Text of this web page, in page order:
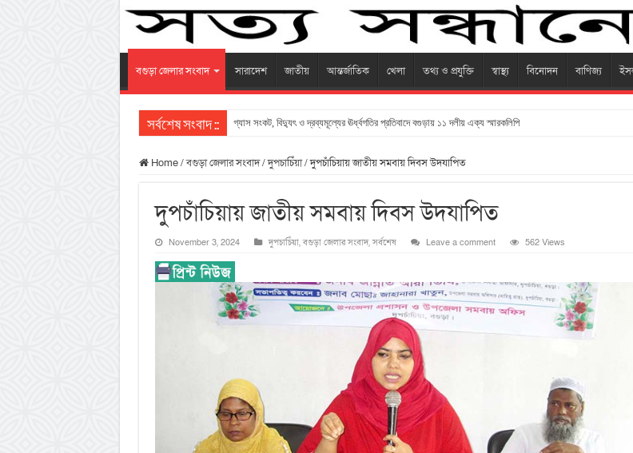
বগুড়া জেলার সংবাদ সারাদেশ জাতীয় আন্তর্জাতিক খেলা তথ্য ও প্রযুক্তি স্বাস্থ্য বিনোদন বাণিজ্য
সর্বশেষ সংবাদ :: গ্যাস সংকট, বিদ্যুৎ ও দ্রব্যমূল্যের ঊর্ধ্বগতির প্রতিবাদে বগুড়ায় ১১ দলীয় এক্য স্মারকলিপি
Home/বগুড়া জেলার সংবাদ/দুপচাচিঁয়া/দুপচাঁচিয়ায় জাতীয় সমবায় দিবস উদযাপিত
দুপচাঁচিয়ায় জাতীয় সমবায় দিবস উদযাপিত
November 3, 2024 দুপচাচিঁয়া,বগুড়া জেলার সংবাদ,সর্বশেষ Leave a comment 562 Views